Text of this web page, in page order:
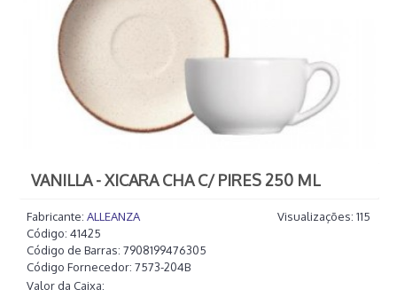
VANILLA - XICARA CHA C/ PIRES 250 ML
Visualizações: 115
Fabricante: ALLEANZA
Código: 41425
Código de Barras: 7908199476305
Código Fornecedor: 7573-204B
Valor da Caixa: